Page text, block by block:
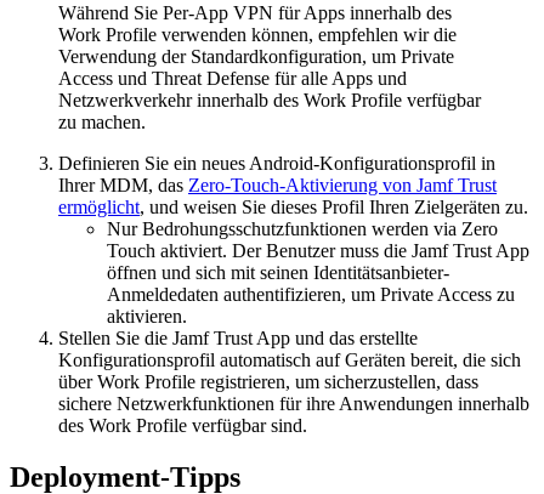
Während Sie Per-App VPN für Apps innerhalb des
Work Profile verwenden können, empfehlen wir die
Verwendung der Standardkonfiguration, um Private
Access und Threat Defense für alle Apps und
Netzwerkverkehr innerhalb des Work Profile verfügbar
zu machen.
Definieren Sie ein neues Android-Konfigurationsprofil in
Ihrer MDM, das Zero-Touch-Aktivierung von Jamf Trust
ermöglicht, und weisen Sie dieses Profil Ihren Zielgeräten zu.
Nur Bedrohungsschutzfunktionen werden via Zero
Touch aktiviert. Der Benutzer muss die Jamf Trust App
öffnen und sich mit seinen Identitätsanbieter-
Anmeldedaten authentifizieren, um Private Access zu
aktivieren.
Stellen Sie die Jamf Trust App und das erstellte
Konfigurationsprofil automatisch auf Geräten bereit, die sich
über Work Profile registrieren, um sicherzustellen, dass
sichere Netzwerkfunktionen für ihre Anwendungen innerhalb
des Work Profile verfügbar sind.
Deployment-Tipps